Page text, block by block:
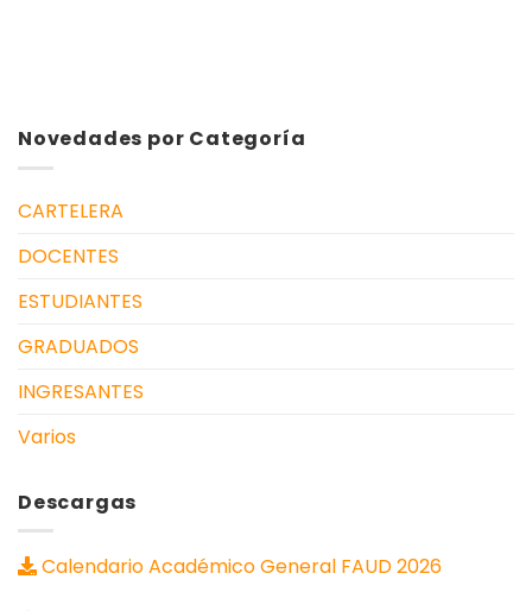
Novedades por Categoría
CARTELERA
DOCENTES
ESTUDIANTES
GRADUADOS
INGRESANTES
Varios
Descargas
Calendario Académico General FAUD 2026